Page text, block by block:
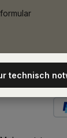
technisch